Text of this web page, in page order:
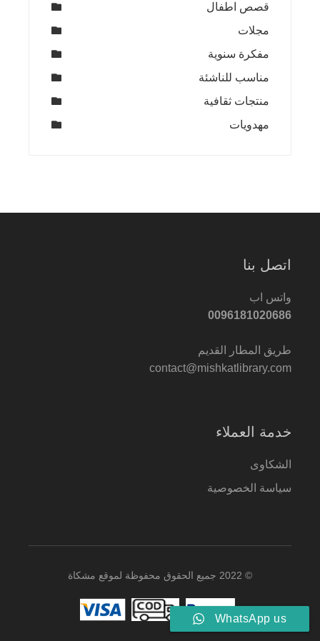
قصص اطفال
مجلات
مفكرة سنوية
مناسب للناشئة
منتجات ثقافية
مهدويات
اتصل بنا
واتس اب
0096181020686
طريق المطار القديم
contact@mishkatlibrary.com
خدمة العملاء
الشكاوى
سياسة الخصوصية
© 2022 جميع الحقوق محفوظة لموقع مشكاة
WhatsApp us